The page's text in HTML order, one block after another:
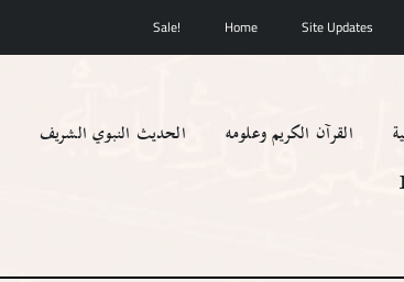
Sale! Home Site Updates
الحديث النبوي الشريف القرآن الكريم وعلومه
price
price
تخريج
1/6